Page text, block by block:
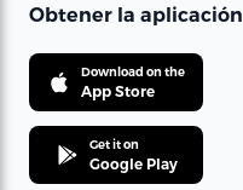
Obtener la aplicación
Download on the
App Store
Get it on
Google Play